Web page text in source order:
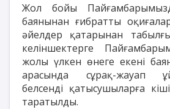
Жол бойы
баянынан ғибратты
әйелдер қатарынан
келіншектерге
жолы үлкен өнеге екені
арасында сұрақ-жауап
белсенді қатысушыларға
таратылды.